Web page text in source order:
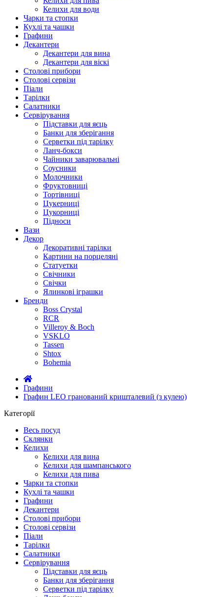
Келихи для води
Чарки та стопки
Кухлі та чашки
Графини
Декантери
Декантери для вина
Декантери для віскі
Столові прибори
Столові сервізи
Піали
Тарілки
Салатники
Сервірування
Підставки для яєць
Банки для зберігання
Серветки під тарілку
Ланч-бокси
Чайники заварювальні
Соусники
Молочники
Фруктовниці
Тортівниці
Цукерниці
Цукорниці
Підноси
Вази
Декор
Декоративні тарілки
Картини на порцеляні
Статуетки
Свічники
Свічки
Ялинкові іграшки
Бренди
Boss Crystal
RCR
Villeroy & Boch
VSKLO
Tassen
Shtox
Bohemia
Графини
Графин LEO гранований кришталевий (з кулею)
Категорії
Весь посуд
Склянки
Келихи
Келихи для вина
Келихи для шампанського
Келихи для пива
Чарки та стопки
Кухлі та чашки
Графини
Декантери
Столові прибори
Столові сервізи
Піали
Тарілки
Салатники
Сервірування
Підставки для яєць
Банки для зберігання
Серветки під тарілку